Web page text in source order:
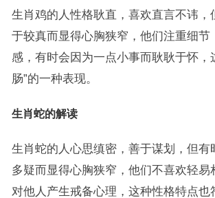
生肖鸡的人性格耿直，喜欢直言不讳，
于较真而显得心胸狭窄，他们注重细节
感，有时会因为一点小事而耿耿于怀，
肠”的一种表现。
生肖蛇的解读
生肖蛇的人心思缜密，善于谋划，但有
多疑而显得心胸狭窄，他们不喜欢轻易
对他人产生戒备心理，这种性格特点也